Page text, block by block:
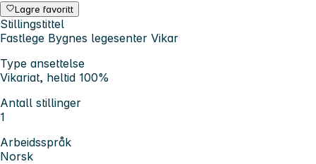
Lagre favoritt
Stillingstittel
Fastlege Bygnes legesenter Vikar
Type ansettelse
Vikariat, heltid 100%
Antall stillinger
1
Arbeidsspråk
Norsk